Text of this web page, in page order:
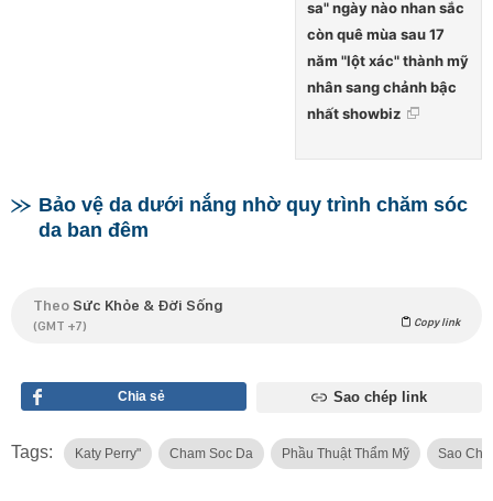
sa" ngày nào nhan sắc
còn quê mùa sau 17
năm "lột xác" thành mỹ
nhân sang chảnh bậc
nhất showbiz
Bảo vệ da dưới nắng nhờ quy trình chăm sóc
da ban đêm
Theo Sức Khỏe & Đời Sống
(GMT +7) Copy link
Chia sẻ Sao chép link
Tags: Katy Perry" Cham Soc Da Phầu Thuật Thẩm Mỹ Sao